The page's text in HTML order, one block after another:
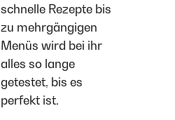
schnelle Rezepte bis
zu mehrgängigen
Menüs wird bei ihr
alles so lange
getestet, bis es
perfekt ist.